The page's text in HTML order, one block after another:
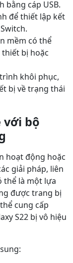
bằng cáp USB.
để thiết lập kết
mềm có thể
bị hoặc
khôi phục,
bị về trạng thái
với bộ
hoạt động hoặc
giải pháp, liên
thể là một lựa
được trang bị
cung cấp
S22 bị vô hiệu